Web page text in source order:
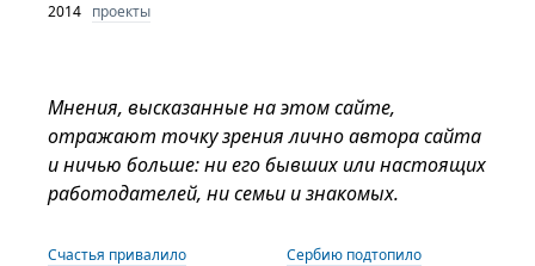
2014 проекты
Мнения, высказанные на этом сайте,
отражают точку зрения лично автора сайта
и ничью больше: ни его бывших или настоящих
работодателей, ни семьи и знакомых.
Счастья привалило Сербию подтопило